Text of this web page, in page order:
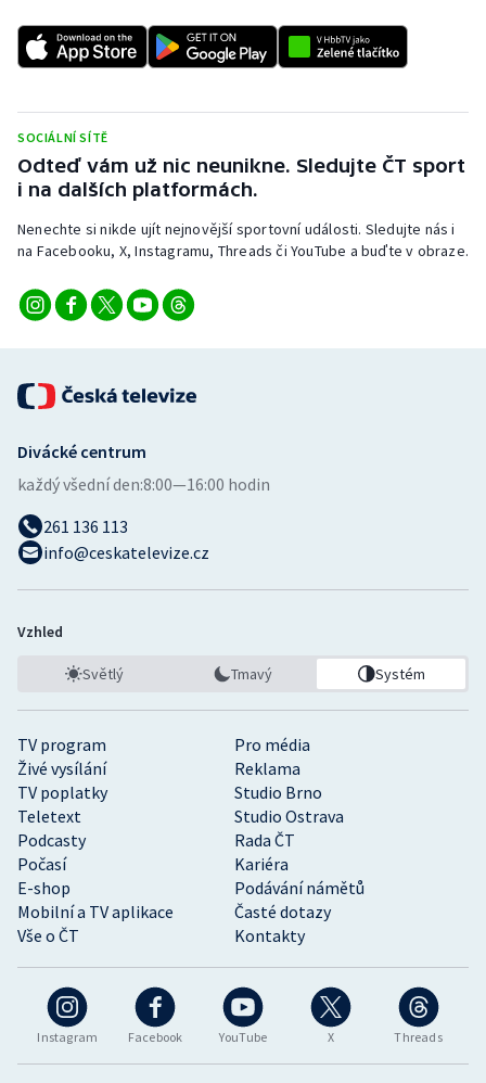
Short track
Sportovní střelba
Stolní tenis
Triatlon
Veslování
Ostatní
SOCIÁLNÍ SÍTĚ
Odteď vám už nic neunikne. Sledujte ČT sport
i na dalších platformách.
Nenechte si nikde ujít nejnovější sportovní události. Sledujte nás i
na Facebooku, X, Instagramu, Threads či YouTube a buďte v obraze.
Instagram Facebook YouTube X Threads
TV program
Pro média
Živé vysílání
Reklama
TV poplatky
Studio Brno
Teletext
Studio Ostrava
Podcasty
Rada ČT
Počasí
Kariéra
E-shop
Podávání námětů
Mobilní a TV aplikace
Časté dotazy
Vše o ČT
Kontakty
Divácké centrum
každý všední den:8:00—16:00 hodin
261 136 113
info@ceskatelevize.cz
Vzhled
Světlý Tmavý Systém